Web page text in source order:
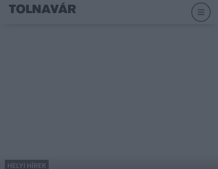
HELYI HÍREK